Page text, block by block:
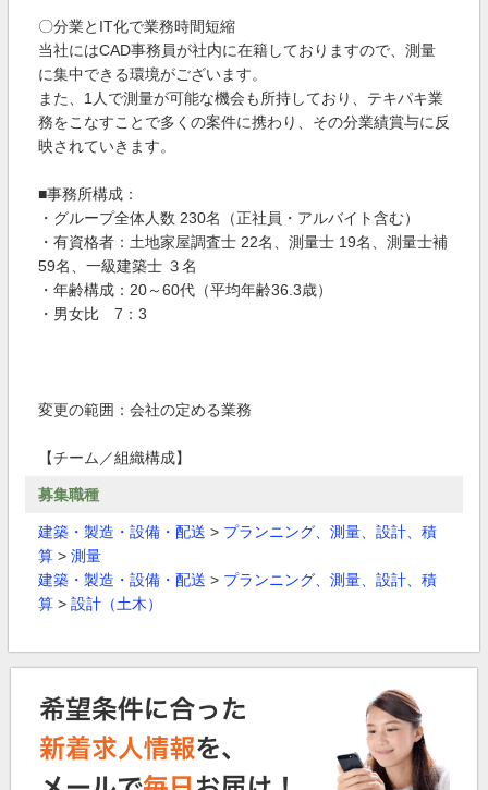
〇分業とIT化で業務時間短縮
当社にはCAD事務員が社内に在籍しておりますので、測量
に集中できる環境がございます。
また、1人で測量が可能な機会も所持しており、テキパキ業
務をこなすことで多くの案件に携わり、その分業績賞与に反
映されていきます。
■事務所構成：
・グループ全体人数 230名（正社員・アルバイト含む）
・有資格者：土地家屋調査士 22名、測量士 19名、測量士補
59名、一級建築士 ３名
・年齢構成：20～60代（平均年齢36.3歳）
・男女比 7：3
変更の範囲：会社の定める業務
【チーム／組織構成】
募集職種
建築・製造・設備・配送 > プランニング、測量、設計、積
算 > 測量
建築・製造・設備・配送 > プランニング、測量、設計、積
算 > 設計（土木）